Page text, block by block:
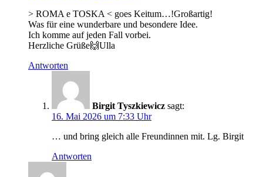
> ROMA e TOSKA < goes Keitum…!Großartig!
Was für eine wunderbare und besondere Idee.
Ich komme auf jeden Fall vorbei.
Herzliche Grüße🙌Ulla
Antworten
Birgit Tyszkiewicz sagt:
16. Mai 2026 um 7:33 Uhr
… und bring gleich alle Freundinnen mit. Lg. Birgit
Antworten